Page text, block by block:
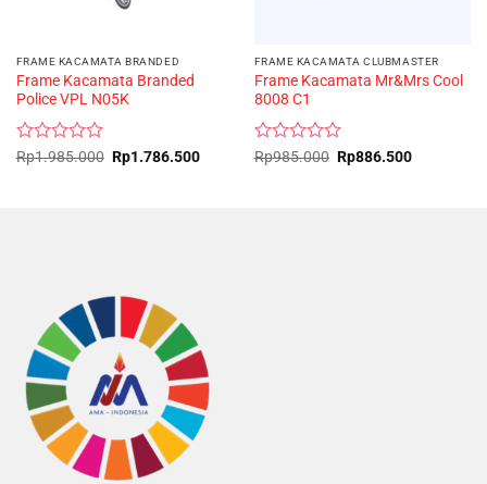
FRAME KACAMATA BRANDED
Frame Kacamata Branded
Police VPL N05K
Rated
Rp1.985.000 Original
price
Rp1.786.500Current
FRAME KACAMATA CLUBMASTER
Frame Kacamata Mr&Mrs Cool
8008 C1
Rated
Rp985.000 Original
price
Rp886.500Current